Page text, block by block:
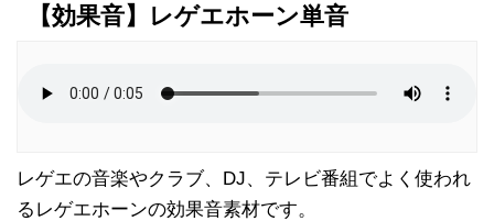
お問合せ
【効果音】レゲエホーン単音
レゲエの音楽やクラブ、DJ、テレビ番組でよく使われ
るレゲエホーンの効果音素材です。